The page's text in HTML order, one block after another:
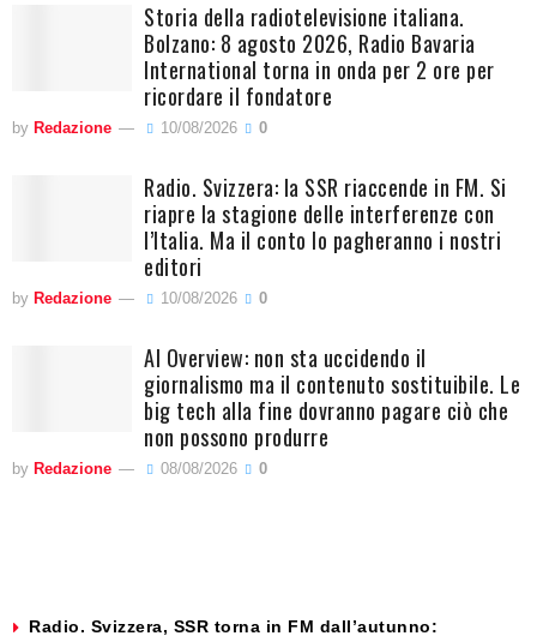
Storia della radiotelevisione italiana.
Bolzano: 8 agosto 2026, Radio Bavaria
International torna in onda per 2 ore per
ricordare il fondatore
by Redazione 10/08/2026 0
Radio. Svizzera: la SSR riaccende in FM. Si
riapre la stagione delle interferenze con
l’Italia. Ma il conto lo pagheranno i nostri
editori
by Redazione 10/08/2026 0
AI Overview: non sta uccidendo il
giornalismo ma il contenuto sostituibile. Le
big tech alla fine dovranno pagare ciò che
non possono produrre
by Redazione 08/08/2026 0
Radio. Svizzera, SSR torna in FM dall’autunno: